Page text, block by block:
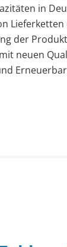
in
der
neuen